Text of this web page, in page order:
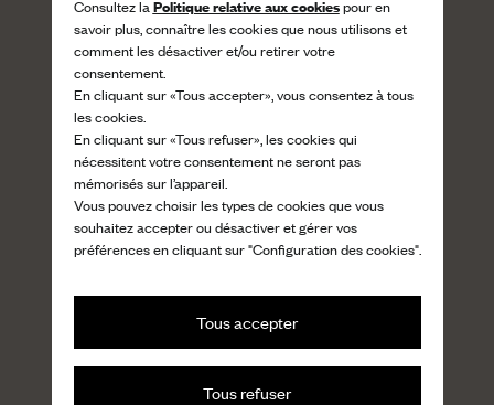
Consultez la Politique relative aux cookiespour en
savoir plus, connaître les cookies que nous utilisons et
comment les désactiver et/ou retirer votre
consentement.
En cliquant sur «Tous accepter», vous consentez à tous
les cookies.
En cliquant sur «Tous refuser», les cookies qui
nécessitent votre consentement ne seront pas
mémorisés sur l’appareil.
Vous pouvez choisir les types de cookies que vous
souhaitez accepter ou désactiver et gérer vos
préférences en cliquant sur "Configuration des cookies".
Tous accepter
Tous refuser